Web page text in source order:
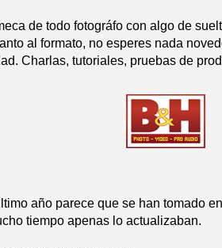
de todo fotográfo con algo de
al formato, no esperes nada
Charlas, tutoriales, pruebas de
año parece que se han tomado
tiempo apenas lo actualizaban.